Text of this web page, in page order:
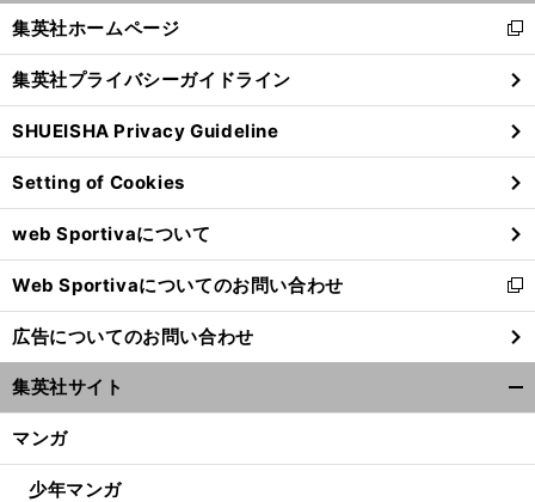
閉
る
集英社ホームページ
新
し
い
ウ
ィ
ン
ド
ウ
で
開
く
集英社プライバシーガイドライン
SHUEISHA Privacy Guideline
Setting of Cookies
web Sportivaについて
Web Sportivaについてのお問い合わせ
新
し
い
ウ
ィ
ン
ウ
広告についてのお問い合わせ
集英社サイト
マンガ
少年マンガ